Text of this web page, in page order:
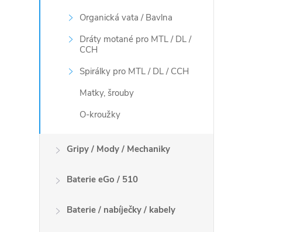
Organická vata / Bavlna
Dráty motané pro MTL / DL /
CCH
Spirálky pro MTL / DL / CCH
Matky, šrouby
O-kroužky
Gripy / Mody / Mechaniky
Baterie eGo / 510
Baterie / nabíječky / kabely